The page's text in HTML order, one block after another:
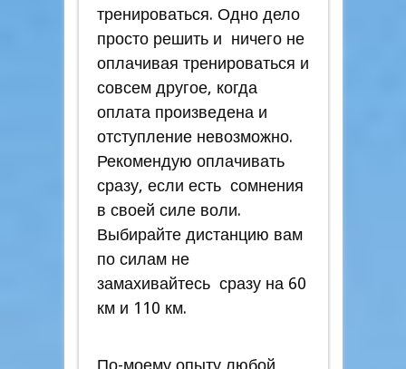
тренироваться. Одно дело
просто решить и ничего не
оплачивая тренироваться и
совсем другое, когда
оплата произведена и
отступление невозможно.
Рекомендую оплачивать
сразу, если есть сомнения
в своей силе воли.
Выбирайте дистанцию вам
по силам не
замахивайтесь сразу на 60
км и 110 км.
По-моему опыту любой